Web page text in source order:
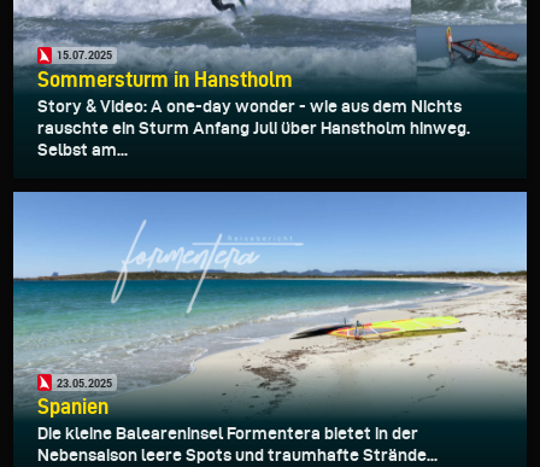
15.07.2025
Sommersturm in Hanstholm
Story & Video: A one-day wonder - wie aus dem Nichts
rauschte ein Sturm Anfang Juli über Hanstholm hinweg.
Selbst am...
23.05.2025
Spanien
Die kleine Baleareninsel Formentera bietet in der
Nebensaison leere Spots und traumhafte Strände...